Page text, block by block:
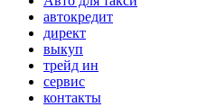
автокредит
директ
выкуп
трейд ин
сервис
контакты